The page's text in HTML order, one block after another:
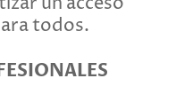
todos.